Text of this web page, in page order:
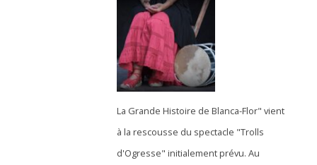
La Grande Histoire de Blanca-Flor" vient
à la rescousse du spectacle "Trolls
d'Ogresse" initialement prévu. Au